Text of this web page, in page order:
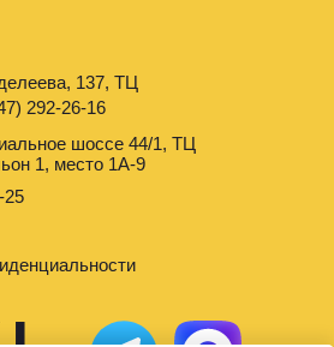
137, ТЦ
шоссе 44/1, ТЦ
1, место 1А-9
25
292-26-16